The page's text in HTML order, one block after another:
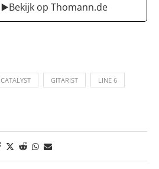
▶️Bekijk op Thomann.de
CATALYST GITARIST LINE 6